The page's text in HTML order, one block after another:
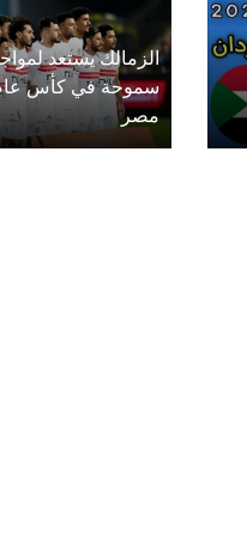
الزمالك يستعد
سموحة في كأس
مصر